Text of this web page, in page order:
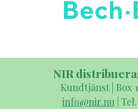
NIR
Kundtjänst | Box
info@nir.nu | Tel.